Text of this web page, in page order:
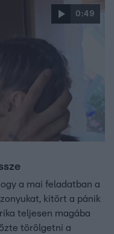
0:49
a mai feladatban a
kitört a pánik
teljesen magába
törölgetni a